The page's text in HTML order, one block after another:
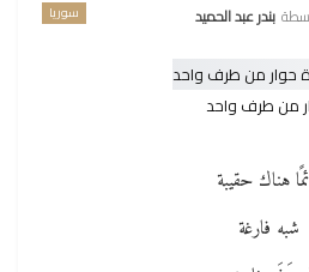
سوريا بندر عبد الحميد
من طرف واحد
هناك حقيبة
شبه فارغة